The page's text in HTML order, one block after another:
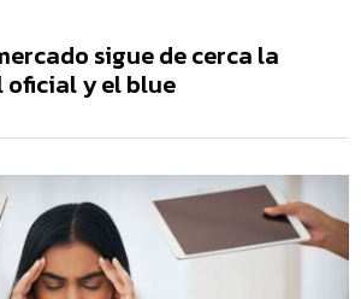
sigue de cerca la
y el blue